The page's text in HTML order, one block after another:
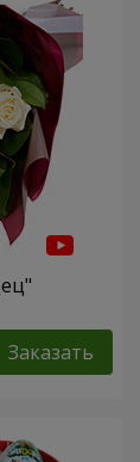
Заказать